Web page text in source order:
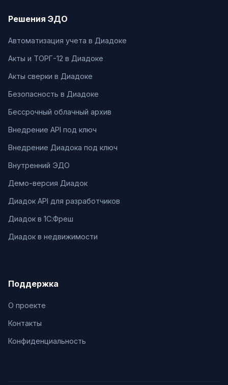
Решения ЭДО
Автоматизация учета в Диадоке
Акты и ТОРГ-12 в Диадоке
Акты сверки в Диадоке
Безопасность в Диадоке
Бессрочный облачный архив
Внедрение API под ключ
Внедрение Диадока под ключ
Внутренний ЭДО
Демо-версия Диадок
Диадок API для разработчиков
Диадок в 1С:Фреш
Диадок в недвижимости
Поддержка
О проекте
Контакты
Конфиденциальность